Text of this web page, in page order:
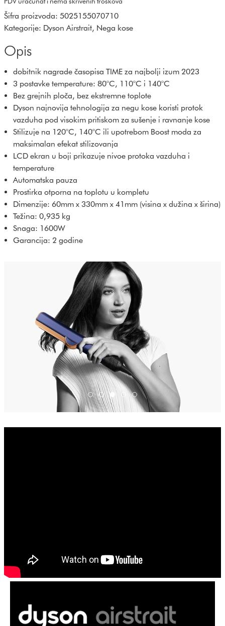
Šifra proizvoda: 5025155070710
Kategorije: Dyson Airstrait, Nega kose
Opis
dobitnik nagrade časopisa TIME za najbolji izum 2023
3 postavke temperature: 80°C, 110°C i 140°C
Bez grejnih ploča, bez ekstremne toplote
Dyson najnovija tehnologija za negu kose koristi protok
vazduha pod visokim pritiskom za sušenje i ravnanje kose
Stilizuje na 120°C, 140°C ili upotrebom Boost moda za
maksimalan efekat stilizovanja
LCD ekran u boji prikazuje nivoe protoka vazduha i
temperature
Automatska pauza
Prostirka otporna na toplotu u kompletu
Dimenzije: 60mm x 330mm x 41mm (visina x dužina x širina)
Težina: 0,935 kg
Snaga: 1600W
Garancija: 2 godine
Dyson-Airstrait-Prussian-Blue-Rich-
Dyson-Airstrait-Prussian-Blue-
Dyson-Airstrait-Prussian-Blue-
Dyson-Airstrait-Prussian-
Dyson-Airstrait-